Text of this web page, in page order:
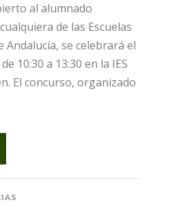
al alumnado
de las Escuelas
Andalucía, se celebrará el
10:30 a 13:30 en la IES
El concurso, organizado